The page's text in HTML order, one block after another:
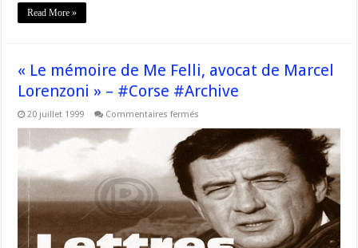
Read More »
« Le mémoire de Me Felli, avocat de Marcel
Lorenzoni » – #Corse #Archive
20 juillet 1999 Commentaires fermés
mémoire
Me
Felli,
avocat
de
Marcel
Lorenzoni »
–
#Corse
#Archive